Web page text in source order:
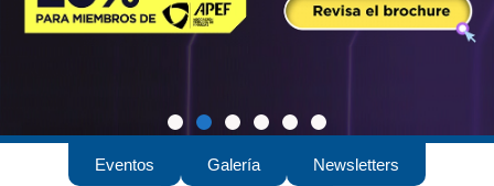
Eventos Galería Newsletters